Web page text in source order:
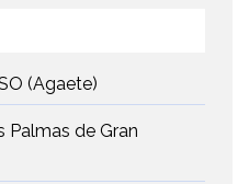
(Agaete)
Palmas de Gran